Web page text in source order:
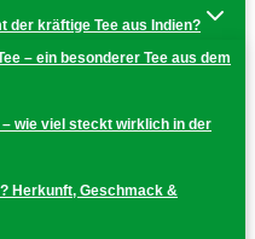
der kräftige Tee aus Indien?
– ein besonderer Tee aus dem
wie viel steckt wirklich in der
Herkunft, Geschmack &